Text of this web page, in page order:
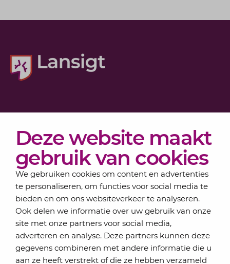
Deze website maakt
gebruik van cookies
We gebruiken cookies om content en advertenties
te personaliseren, om functies voor social media te
bieden en om ons websiteverkeer te analyseren.
Ook delen we informatie over uw gebruik van onze
site met onze partners voor social media,
adverteren en analyse. Deze partners kunnen deze
gegevens combineren met andere informatie die u
aan ze heeft verstrekt of die ze hebben verzameld
Actueel
Over Lansigt
Contact
Schrijf je in voor onze nieuwsbrief
Elke maand bundelen de adviseurs van Lansigt in
de eSigt het nieuws.
Jouw emailadres